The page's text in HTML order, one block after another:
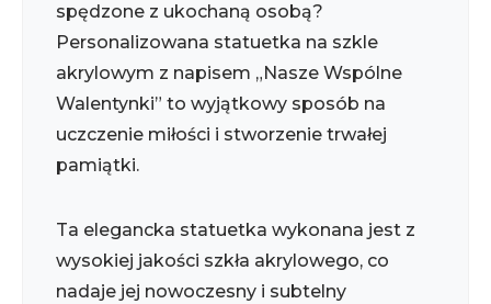
spędzone z ukochaną osobą?
Personalizowana statuetka na szkle
akrylowym z napisem „Nasze Wspólne
Walentynki” to wyjątkowy sposób na
uczczenie miłości i stworzenie trwałej
pamiątki.
Ta elegancka statuetka wykonana jest z
wysokiej jakości szkła akrylowego, co
nadaje jej nowoczesny i subtelny